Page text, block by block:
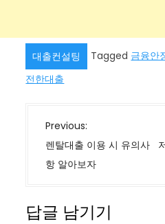
대출컨설팅 Tagged 금융안
전한대출
글
탐
색
Previous:
렌탈대출 이용 시 유의사
항 알아보자
답글 남기기